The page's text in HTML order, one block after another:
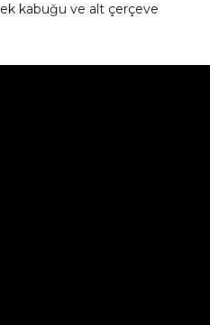
kabuğu ve alt çerçeve